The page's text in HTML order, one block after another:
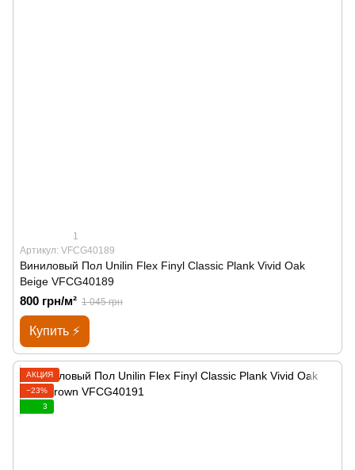
1
Артикул: VFCG40189
Виниловый Пол Unilin Flex Finyl Classic Plank Vivid Oak
Beige VFCG40189
800 грн/м² 1 045 грн
Купить ⚡
АКЦИЯ
−23%
3